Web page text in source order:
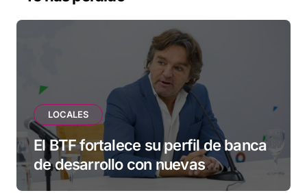
LOCALES
El BTF fortalece su perfil de banca
de desarrollo con nuevas
herramientas para familias y